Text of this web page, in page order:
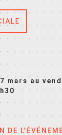
mars au
DE